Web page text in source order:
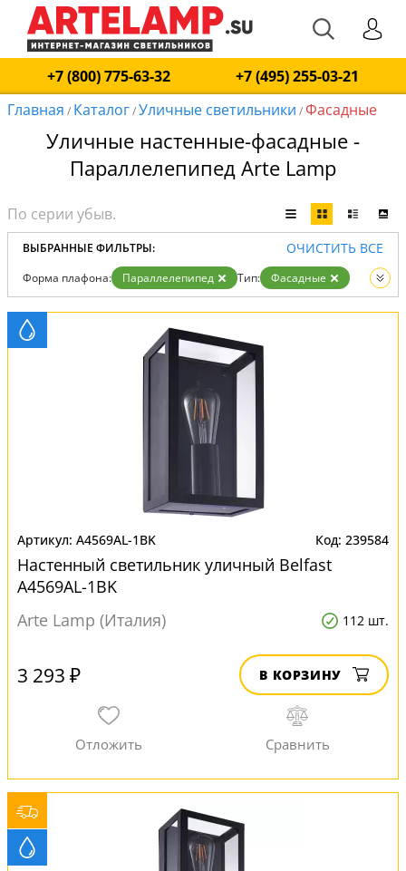
+7 (800) 775-63-32
+7 (495) 255-03-21
Главная / Каталог/Уличные светильники /Фасадные
Уличные настенные-фасадные -
Параллелепипед Arte Lamp
ВЫБРАННЫЕ ФИЛЬТРЫ: ОЧИСТИТЬ ВСЕ
Форма плафона: Параллелепипед Тип:
Фасадные
Вид:
Уличные светильники
A4569AL-1BK 239584
Настенный светильник уличный Belfast
A4569AL-1BK
Arte Lamp (Италия)
112 шт.
3 293 ₽ В КОРЗИНУ